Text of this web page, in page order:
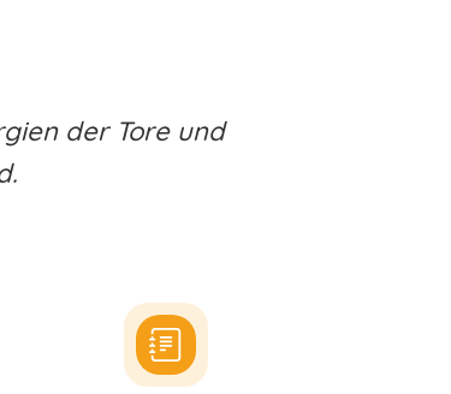
der Tore und